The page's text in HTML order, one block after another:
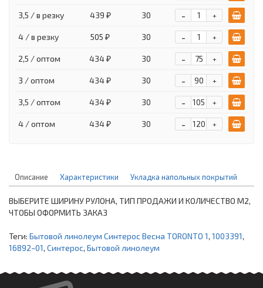
3,5 / в резку 439 ₽ 30 +
-
4 / в резку 505 ₽ 30 +
-
2,5 / оптом 434 ₽ 30 +
-
3 / оптом 434 ₽ 30 +
-
3,5 / оптом 434 ₽ 30 +
-
4 / оптом 434 ₽ 30 +
-
Описание Характеристики Укладка напольных покрытий
ВЫБЕРИТЕ ШИРИНУ РУЛОНА, ТИП ПРОДАЖИ И КОЛИЧЕСТВО М2,
ЧТОБЫ ОФОРМИТЬ ЗАКАЗ
Теги: Бытовой линолеум Синтерос Весна TORONTO 1, 1003391,
16892~01, Синтерос, Бытовой линолеум